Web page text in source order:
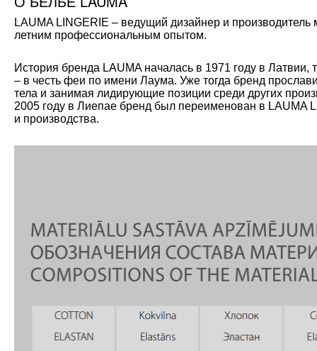
LAUMA LINGERIE – ведущий дизайнер и
летним профессиональным опытом.
История бренда LAUMA началась в 1971 году в
– в честь феи по имени Лаума. Уже тогда бренд
тела и занимая лидирующие позиции среди других
2005 году в Лиепае бренд был переименован в LAUMA
и производства.